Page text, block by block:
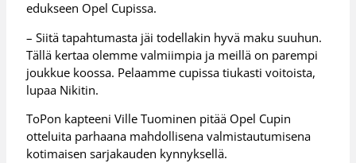
edukseen Opel Cupissa.
– Siitä tapahtumasta jäi todellakin hyvä maku suuhun.
Tällä kertaa olemme valmiimpia ja meillä on parempi
joukkue koossa. Pelaamme cupissa tiukasti voitoista,
lupaa Nikitin.
ToPon kapteeni Ville Tuominen pitää Opel Cupin
otteluita parhaana mahdollisena valmistautumisena
kotimaisen sarjakauden kynnyksellä.